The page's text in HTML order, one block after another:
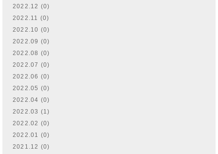
2022.12 (0)
2022.11 (0)
2022.10 (0)
2022.09 (0)
2022.08 (0)
2022.07 (0)
2022.06 (0)
2022.05 (0)
2022.04 (0)
2022.03 (1)
2022.02 (0)
2022.01 (0)
2021.12 (0)